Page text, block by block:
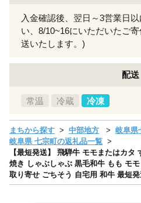
入金確認後、翌日～3営業日
い、8/10~16にいただいたご
送いたします。)
配送
常温 冷蔵 冷凍
まちから探す 中部地方
岐阜県
岐阜県 七宗町の返礼品一覧
【最短発送】 飛騨牛 モモまたはカ
焼き しゃぶしゃぶ 黒毛和牛 もも モ
取り寄せ ごちそう 自宅用 和牛 最短